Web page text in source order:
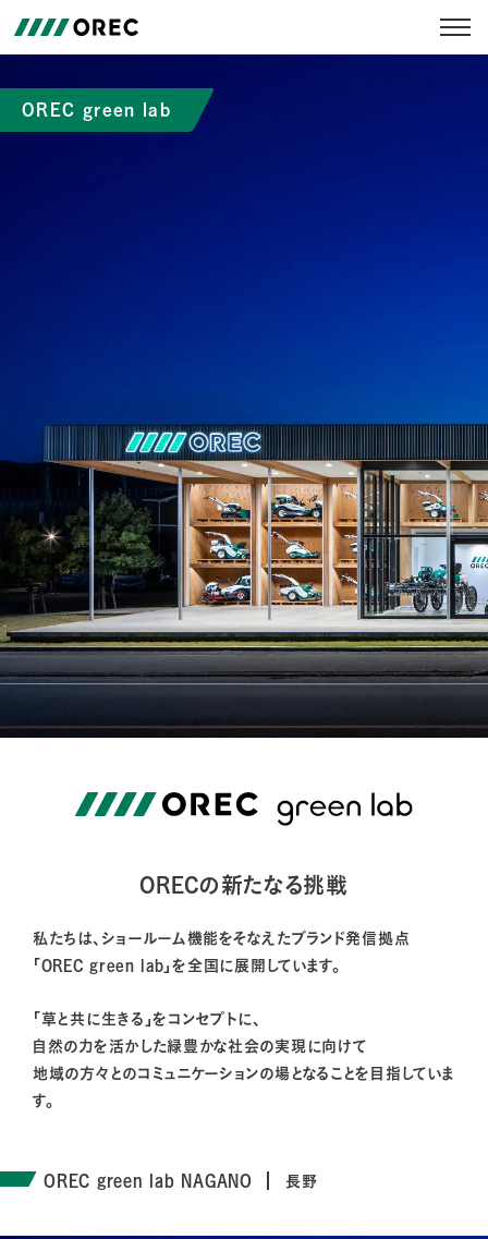
OREC green lab
ORECの新たなる挑戦
私たちは、ショールーム機能をそなえたブランド発信拠点
「OREC green lab」を全国に展開しています。
「草と共に生きる」をコンセプトに、
自然の力を活かした緑豊かな社会の実現に向けて
地域の方々とのコミュニケーションの場となることを目指していま
す。
OREC green lab NAGANO 長野